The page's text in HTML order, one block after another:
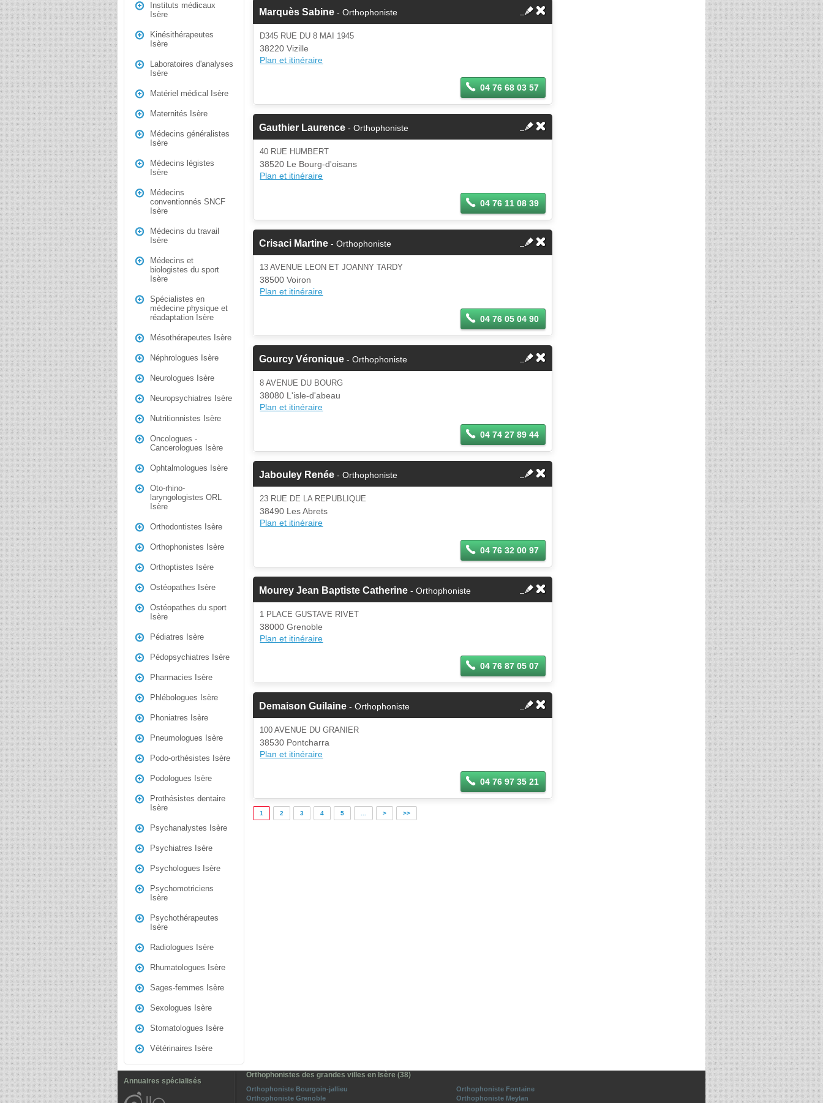
Instituts médicaux
Isère
Kinésithérapeutes
Isère
Laboratoires d'analyses
Isère
Matériel médical Isère
Maternités Isère
Médecins généralistes
Isère
Médecins légistes
Isère
Médecins
conventionnés SNCF
Isère
Médecins du travail
Isère
Médecins et
biologistes du sport
Isère
Spécialistes en
médecine physique et
réadaptation Isère
Mésothérapeutes Isère
Néphrologues Isère
Neurologues Isère
Neuropsychiatres Isère
Nutritionnistes Isère
Oncologues -
Cancerologues Isère
Ophtalmologues Isère
Oto-rhino-
laryngologistes ORL
Isère
Orthodontistes Isère
Orthophonistes Isère
Orthoptistes Isère
Ostéopathes Isère
Ostéopathes du sport
Isère
Pédiatres Isère
Pédopsychiatres Isère
Pharmacies Isère
Phlébologues Isère
Phoniatres Isère
Pneumologues Isère
Podo-orthésistes Isère
Podologues Isère
Prothésistes dentaire
Isère
Psychanalystes Isère
Psychiatres Isère
Psychologues Isère
Psychomotriciens
Isère
Psychothérapeutes
Isère
Radiologues Isère
Rhumatologues Isère
Sages-femmes Isère
Sexologues Isère
Stomatologues Isère
Vétérinaires Isère
Marquès Sabine - Orthophoniste
D345 RUE DU 8 MAI 1945
38220 Vizille
Plan et itinéraire
04 76 68 03 57
Gauthier Laurence - Orthophoniste
40 RUE HUMBERT
38520 Le Bourg-d'oisans
Plan et itinéraire
04 76 11 08 39
Crisaci Martine - Orthophoniste
13 AVENUE LEON ET JOANNY TARDY
38500 Voiron
Plan et itinéraire
04 76 05 04 90
Gourcy Véronique - Orthophoniste
8 AVENUE DU BOURG
38080 L'isle-d'abeau
Plan et itinéraire
04 74 27 89 44
Jabouley Renée - Orthophoniste
23 RUE DE LA REPUBLIQUE
38490 Les Abrets
Plan et itinéraire
04 76 32 00 97
Mourey Jean Baptiste Catherine - Orthophoniste
1 PLACE GUSTAVE RIVET
38000 Grenoble
Plan et itinéraire
04 76 87 05 07
Demaison Guilaine - Orthophoniste
100 AVENUE DU GRANIER
38530 Pontcharra
Plan et itinéraire
04 76 97 35 21
1 2 3 4 5 > >>
Annuaires spécialisés
Orthophonistes des grandes villes en Isère (38)
Orthophoniste Bourgoin-jallieu
Orthophoniste Fontaine
Orthophoniste Grenoble
Orthophoniste Meylan